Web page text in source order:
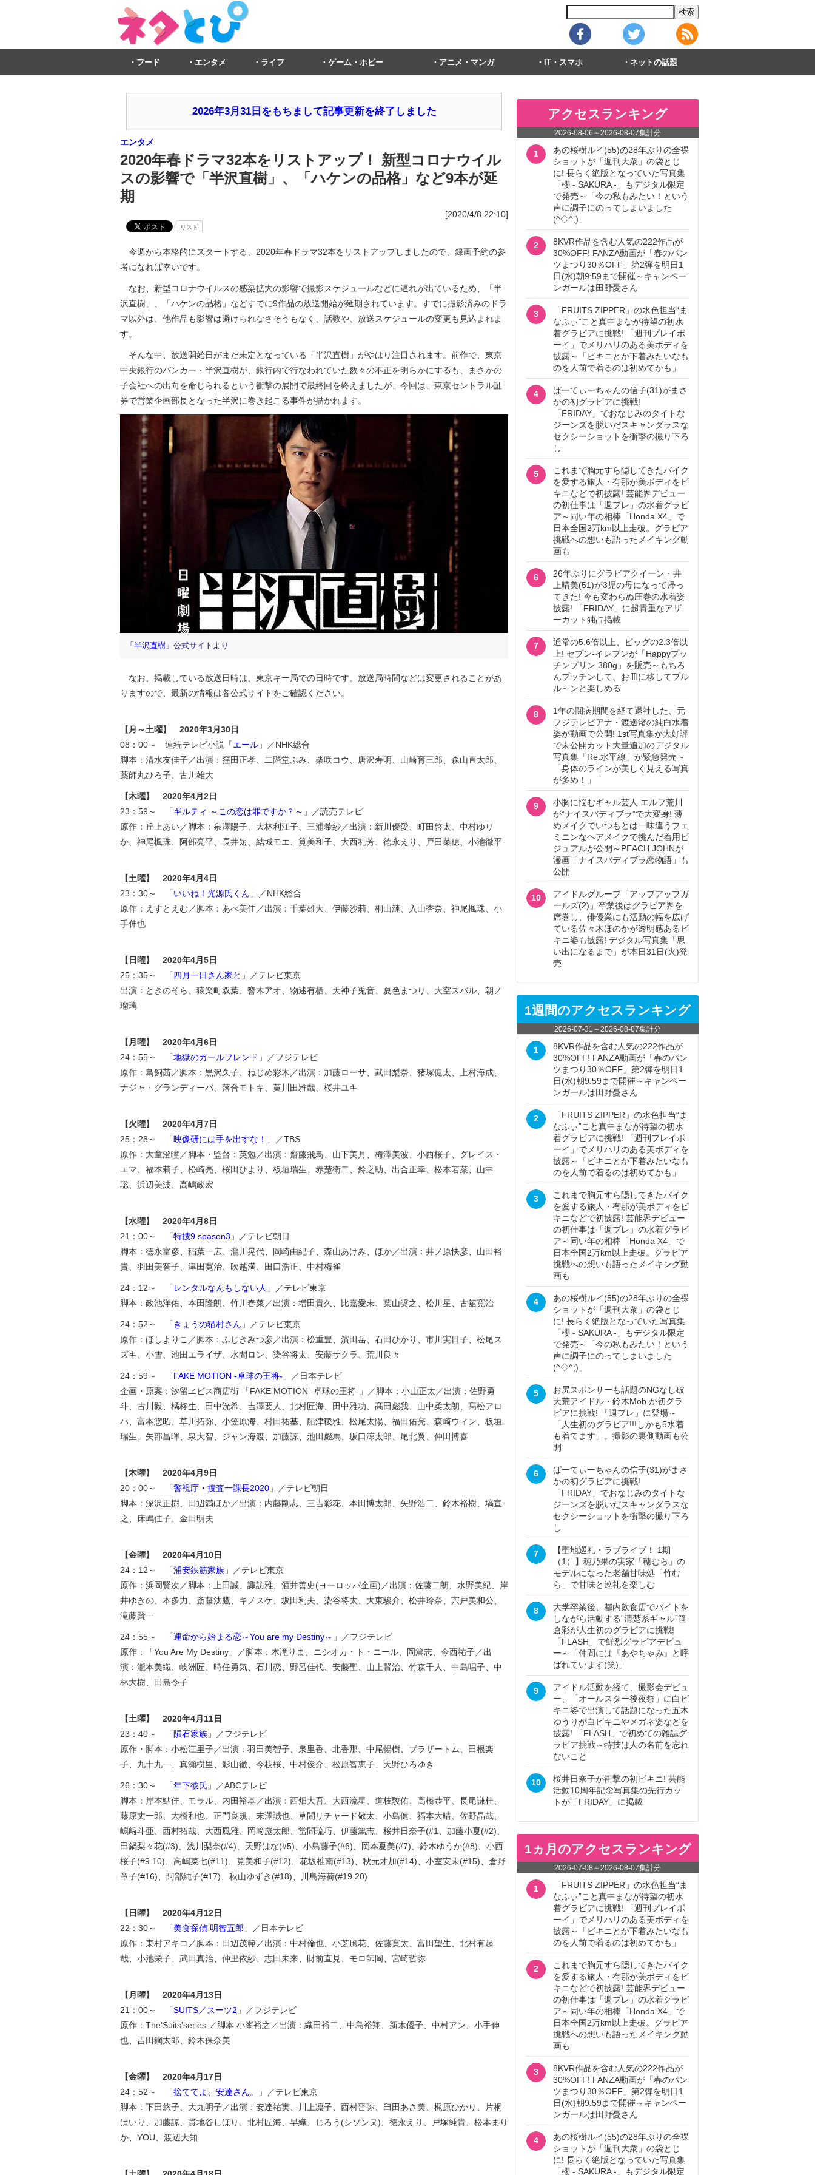
フード エンタメ ライフ ゲーム・ホビー アニメ・マンガ IT・スマホ ネットの話題
2026年3月31日をもちまして記事更新を終了しました
エンタメ
2020年春ドラマ32本をリストアップ！ 新型コロナウイル
スの影響で「半沢直樹」、「ハケンの品格」など9本が延
期
[2020/4/8 22:10]
リスト
今週から本格的にスタートする、2020年春ドラマ32本をリストアップしましたので、録画予約の参
考になれば幸いです。
なお、新型コロナウイルスの感染拡大の影響で撮影スケジュールなどに遅れが出ているため、「半
沢直樹」、「ハケンの品格」などすでに9作品の放送開始が延期されています。すでに撮影済みのドラ
マ以外は、他作品も影響は避けられなさそうもなく、話数や、放送スケジュールの変更も見込まれま
す。
そんな中、放送開始日がまだ未定となっている「半沢直樹」がやはり注目されます。前作で、東京
中央銀行のバンカー・半沢直樹が、銀行内で行なわれていた数々の不正を明らかにするも、まさかの
子会社への出向を命じられるという衝撃の展開で最終回を終えましたが、今回は、東京セントラル証
券で営業企画部長となった半沢に巻き起こる事件が描かれます。
「半沢直樹」 公式サイトより
なお、掲載している放送日時は、東京キー局での日時です。放送局時間などは変更されることがあ
りますので、最新の情報は各公式サイトをご確認ください。
【月～土曜】 2020年3月30日
08：00～ 連続テレビ小説「エール 」／NHK総合
脚本：清水友佳子／出演：窪田正孝、二階堂ふみ、柴咲コウ、唐沢寿明、山崎育三郎、森山直太郎、
薬師丸ひろ子、古川雄大
【木曜】 2020年4月2日
23：59～ 「ギルティ ～この恋は罪ですか？～ 」／読売テレビ
原作：丘上あい／脚本：泉澤陽子、大林利江子、三浦希紗／出演：新川優愛、町田啓太、中村ゆり
か、神尾楓珠、阿部亮平、長井短、結城モエ、筧美和子、大西礼芳、徳永えり、戸田菜穂、小池徹平
【土曜】 2020年4月4日
23：30～ 「いいね！光源氏くん 」／NHK総合
原作：えすとえむ／脚本：あべ美佳／出演：千葉雄大、伊藤沙莉、桐山漣、入山杏奈、神尾楓珠、小
手伸也
【日曜】 2020年4月5日
25：35～ 「四月一日さん家と 」／テレビ東京
出演：ときのそら、猿楽町双葉、響木アオ、物述有栖、天神子兎音、夏色まつり、大空スバル、朝ノ
瑠璃
【月曜】 2020年4月6日
24：55～ 「地獄のガールフレンド 」／フジテレビ
原作：鳥飼茜／脚本：黒沢久子、ねじめ彩木／出演：加藤ローサ、武田梨奈、猪塚健太、上村海成、
ナジャ・グランディーバ、落合モトキ、黄川田雅哉、桜井ユキ
【火曜】 2020年4月7日
25：28～ 「映像研には手を出すな！
」／TBS
原作：大童澄瞳／脚本・監督：英勉／出演：齋藤飛鳥、山下美月、梅澤美波、小西桜子、グレイス・
エマ、福本莉子、松崎亮、桜田ひより、板垣瑞生、赤楚衛二、鈴之助、出合正幸、松本若菜、山中
聡、浜辺美波、高嶋政宏
【水曜】 2020年4月8日
21：00～ 「特捜9 season3 」／テレビ朝日
脚本：徳永富彦、稲葉一広、瀧川晃代、岡崎由紀子、森山あけみ、ほか／出演：井ノ原快彦、山田裕
貴、羽田美智子、津田寛治、吹越満、田口浩正、中村梅雀
24：12～ 「 レンタルなんもしない人 」／テレビ東京
脚本：政池洋佑、本田隆朗、竹川春菜／出演：増田貴久、比嘉愛未、葉山奨之、松川星、古舘寛治
24：52～ 「 きょうの猫村さん 」／テレビ東京
原作：ほしよりこ／脚本：ふじきみつ彦／出演：松重豊、濱田岳、石田ひかり、市川実日子、松尾ス
ズキ、小雪、池田エライザ、水間ロン、染谷将太、安藤サクラ、荒川良々
24：59～ 「FAKE MOTION -卓球の王将- 」／日本テレビ
企画・原案：汐留ヱビス商店街 「FAKE MOTION -卓球の王将-」／脚本：小山正太／出演：佐野勇
斗、古川毅、橘柊生、田中洸希、吉澤要人、北村匠海、田中雅功、髙田彪我、山中柔太朗、髙松アロ
ハ、富本惣昭、草川拓弥、小笠原海、村田祐基、船津稜雅、松尾太陽、福田佑亮、森崎ウィン、板垣
瑞生、矢部昌暉、泉大智、ジャン海渡、加藤諒、池田彪馬、坂口涼太郎、尾北翼、仲田博喜
【木曜】 2020年4月9日
20：00～ 「警視庁・捜査一課長2020 」／テレビ朝日
脚本：深沢正樹、田辺満ほか／出演：内藤剛志、三吉彩花、本田博太郎、矢野浩二、鈴木裕樹、塙宣
之、床嶋佳子、金田明夫
【金曜】 2020年4月10日
24：12～ 「浦安鉄筋家族 」／テレビ東京
原作：浜岡賢次／脚本：上田誠、諏訪雅、酒井善史(ヨーロッパ企画)／出演：佐藤二朗、水野美紀、岸
井ゆきの、本多力、斎藤汰鷹、キノスケ、坂田利夫、染谷将太、大東駿介、松井玲奈、宍戸美和公、
滝藤賢一
24：55～ 「運命から始まる恋～You are my Destiny～ 」／フジテレビ
原作：「You Are My Destiny」／脚本：木滝りま、ニシオカ・ト・ニール、岡篤志、今西祐子／出
演：瀧本美織、岐洲匠、時任勇気、石川恋、野呂佳代、安藤聖、山上賢治、竹森千人、中島唱子、中
林大樹、田島令子
【土曜】 2020年4月11日
23：40～ 「 隕石家族 」／フジテレビ
原作・脚本：小松江里子／出演：羽田美智子、泉里香、北香那、中尾暢樹、ブラザートム、田根楽
子、九十九一、真瀬樹里、影山徹、今枝桜、中村俊介、松原智恵子、天野ひろゆき
26：30～ 「年下彼氏 」／ABCテレビ
脚本：岸本鮎佳、モラル、内田裕基／出演：西畑大吾、大西流星、道枝駿佑、高橋恭平、長尾謙杜、
藤原丈一郎、大橋和也、正門良規、末澤誠也、草間リチャード敬太、小島健、福本大晴、佐野晶哉、
嶋﨑斗亜、西村拓哉、大西風雅、岡﨑彪太郎、當間琉巧、伊藤篤志、桜井日奈子(#1、加藤小夏(#2)、
田鍋梨々花(#3)、浅川梨奈(#4)、天野はな(#5)、小島藤子(#6)、岡本夏美(#7)、鈴木ゆうか(#8)、小西
桜子(#9.10)、高嶋菜七(#11)、筧美和子(#12)、花坂椎南(#13)、秋元才加(#14)、小室安未(#15)、倉野
章子(#16)、阿部純子(#17)、秋山ゆずき(#18)、川島海荷(#19.20)
【日曜】 2020年4月12日
22：30～ 「美食探偵 明智五郎 」／日本テレビ
原作：東村アキコ／脚本：田辺茂範／出演：中村倫也、小芝風花、佐藤寛太、富田望生、北村有起
哉、小池栄子、武田真治、仲里依紗、志田未来、財前直見、モロ師岡、宮崎哲弥
【月曜】 2020年4月13日
21：00～ 「SUITS／スーツ2 」／フジテレビ
原作：The‘Suits’series ／脚本:小峯裕之／出演：織田裕二、中島裕翔、新木優子、中村アン、小手伸
也、吉田鋼太郎、鈴木保奈美
【金曜】 2020年4月17日
24：52～ 「捨ててよ、安達さん。
」／テレビ東京
脚本：下田悠子、大九明子／出演：安達祐実、川上凛子、西村晋弥、臼田あさ美、梶原ひかり、片桐
はいり、加藤諒、貫地谷しほり、北村匠海、早織、じろう(シソンヌ)、徳永えり、戸塚純貴、松本まり
か、YOU、渡辺大知
アクセスランキング
2026-08-06 ～2026-08-07集計分
1
あの桜樹ルイ(55)の28年ぶりの全裸
ショットが「週刊大衆」の袋とじ
に! 長らく絶版となっていた写真集
「櫻 - SAKURA -」もデジタル限定
で発売～「今の私もみたい！という
声に調子にのってしまいました
(^◇^;)」
2
8KVR作品を含む人気の222作品が
30%OFF! FANZA動画が「春のパン
ツまつり30％OFF」第2弾を明日1
日(水)朝9:59まで開催～キャンペー
ンガールは田野憂さん
3
「FRUITS ZIPPER」の水色担当“ま
なふぃ”こと真中まなが待望の初水
着グラビアに挑戦! 「週刊プレイボ
ーイ」でメリハリのある美ボディを
披露～「ビキニとか下着みたいなも
のを人前で着るのは初めてかも」
4
ぱーてぃーちゃんの信子(31)がまさ
かの初グラビアに挑戦!
「FRIDAY」でおなじみのタイトな
ジーンズを脱いだスキャンダラスな
セクシーショットを衝撃の撮り下ろ
し
5
これまで胸元すら隠してきたバイク
を愛する旅人・有那が美ボディをビ
キニなどで初披露! 芸能界デビュー
の初仕事は「週プレ」の水着グラビ
ア～同い年の相棒「Honda X4」で
日本全国2万km以上走破。グラビア
挑戦への想いも語ったメイキング動
画も
6
26年ぶりにグラビアクイーン・井
上晴美(51)が3児の母になって帰っ
てきた! 今も変わらぬ圧巻の水着姿
披露! 「FRIDAY」に超貴重なアザ
ーカット独占掲載
7
通常の5.6倍以上、ビッグの2.3倍以
上! セブン‐イレブンが「Happyプッ
チンプリン 380g」を販売～もちろ
んプッチンして、お皿に移してプル
ル～ンと楽しめる
8
1年の闘病期間を経て退社した、元
フジテレビアナ・渡邊渚の純白水着
姿が動画で公開! 1st写真集が大好評
で未公開カット大量追加のデジタル
写真集「Re:水平線」が緊急発売～
「身体のラインが美しく見える写真
が多め！」
9
小胸に悩むギャル芸人 エルフ荒川
が“ナイスバディブラ”で大変身! 薄
めメイクでいつもとは一味違うフェ
ミニンなヘアメイクで挑んだ着用ビ
ジュアルが公開～PEACH JOHNが
漫画「ナイスバディブラ恋物語」も
公開
10
アイドルグループ「アップアップガ
ールズ(2)」卒業後はグラビア界を
席巻し、俳優業にも活動の幅を広げ
ている佐々木ほのかが透明感あるビ
キニ姿も披露! デジタル写真集「思
い出になるまで」が本日31日(火)発
売
1週間のアクセスランキング
2026-07-31 ～2026-08-07集計分
1
8KVR作品を含む人気の222作品が
30%OFF! FANZA動画が「春のパン
ツまつり30％OFF」第2弾を明日1
日(水)朝9:59まで開催～キャンペー
ンガールは田野憂さん
2
「FRUITS ZIPPER」の水色担当“ま
なふぃ”こと真中まなが待望の初水
着グラビアに挑戦! 「週刊プレイボ
ーイ」でメリハリのある美ボディを
披露～「ビキニとか下着みたいなも
のを人前で着るのは初めてかも」
3
これまで胸元すら隠してきたバイク
を愛する旅人・有那が美ボディをビ
キニなどで初披露! 芸能界デビュー
の初仕事は「週プレ」の水着グラビ
ア～同い年の相棒「Honda X4」で
日本全国2万km以上走破。グラビア
挑戦への想いも語ったメイキング動
画も
4
あの桜樹ルイ(55)の28年ぶりの全裸
ショットが「週刊大衆」の袋とじ
に! 長らく絶版となっていた写真集
「櫻 - SAKURA -」もデジタル限定
で発売～「今の私もみたい！という
声に調子にのってしまいました
(^◇^;)」
5
お尻スポンサーも話題のNGなし破
天荒アイドル・鈴木Mob.が初グラ
ビアに挑戦! 「週プレ」に登場～
「人生初のグラビア!!!しかも5水着
も着てます」。撮影の裏側動画も公
開
6
ぱーてぃーちゃんの信子(31)がまさ
かの初グラビアに挑戦!
「FRIDAY」でおなじみのタイトな
ジーンズを脱いだスキャンダラスな
セクシーショットを衝撃の撮り下ろ
し
7
【聖地巡礼・ラブライブ！ 1期
（1）】穂乃果の実家「穂むら」の
モデルになった老舗甘味処「竹む
ら」で甘味と巡礼を楽しむ
8
大学卒業後、都内飲食店でバイトを
しながら活動する“清楚系ギャル”笹
倉彩が人生初のグラビアに挑戦!
「FLASH」で鮮烈グラビアデビュ
ー～「仲間には『あやちゃみ』と呼
ばれています(笑)」
9
アイドル活動を経て、撮影会デビュ
ー、「オールスター後夜祭」に白ビ
キニ姿で出演して話題になった五木
ゆうりが白ビキニやメガネ姿などを
披露! 「FLASH」で初めての雑誌グ
ラビア挑戦～特技は人の名前を忘れ
ないこと
10
桜井日奈子が衝撃の初ビキニ! 芸能
活動10周年記念写真集の先行カッ
トが「FRIDAY」に掲載
1ヵ月のアクセスランキング
2026-07-08 ～2026-08-07集計分
1
「FRUITS ZIPPER」の水色担当“ま
なふぃ”こと真中まなが待望の初水
着グラビアに挑戦! 「週刊プレイボ
ーイ」でメリハリのある美ボディを
披露～「ビキニとか下着みたいなも
のを人前で着るのは初めてかも」
2
これまで胸元すら隠してきたバイク
を愛する旅人・有那が美ボディをビ
キニなどで初披露! 芸能界デビュー
の初仕事は「週プレ」の水着グラビ
ア～同い年の相棒「Honda X4」で
日本全国2万km以上走破。グラビア
挑戦への想いも語ったメイキング動
画も
3
8KVR作品を含む人気の222作品が
30%OFF! FANZA動画が「春のパン
ツまつり30％OFF」第2弾を明日1
日(水)朝9:59まで開催～キャンペー
ンガールは田野憂さん
4
あの桜樹ルイ(55)の28年ぶりの全裸
ショットが「週刊大衆」の袋とじ
に! 長らく絶版となっていた写真集
「櫻 - SAKURA -」もデジタル限定